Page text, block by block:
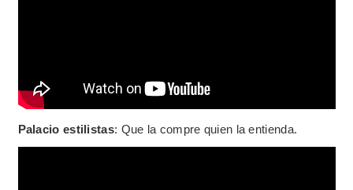
Palacio estilistas: Que la compre quien la entienda.